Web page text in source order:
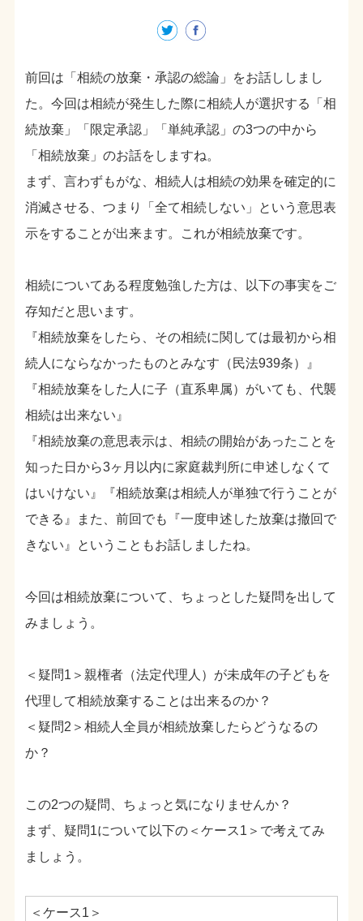
前回は「相続の放棄・承認の総論」をお話ししまし
た。今回は相続が発生した際に相続人が選択する「相
続放棄」「限定承認」「単純承認」の3つの中から
「相続放棄」のお話をしますね。
まず、言わずもがな、相続人は相続の効果を確定的に
消滅させる、つまり「全て相続しない」という意思表
示をすることが出来ます。これが相続放棄です。
相続についてある程度勉強した方は、以下の事実をご
存知だと思います。
『相続放棄をしたら、その相続に関しては最初から相
続人にならなかったものとみなす（民法939条）』
『相続放棄をした人に子（直系卑属）がいても、代襲
相続は出来ない』
『相続放棄の意思表示は、相続の開始があったことを
知った日から3ヶ月以内に家庭裁判所に申述しなくて
はいけない』『相続放棄は相続人が単独で行うことが
できる』また、前回でも『一度申述した放棄は撤回で
きない』ということもお話しましたね。
今回は相続放棄について、ちょっとした疑問を出して
みましょう。
＜疑問1＞親権者（法定代理人）が未成年の子どもを
代理して相続放棄することは出来るのか？
＜疑問2＞相続人全員が相続放棄したらどうなるの
か？
この2つの疑問、ちょっと気になりませんか？
まず、疑問1について以下の＜ケース1＞で考えてみ
ましょう。
＜ケース1＞